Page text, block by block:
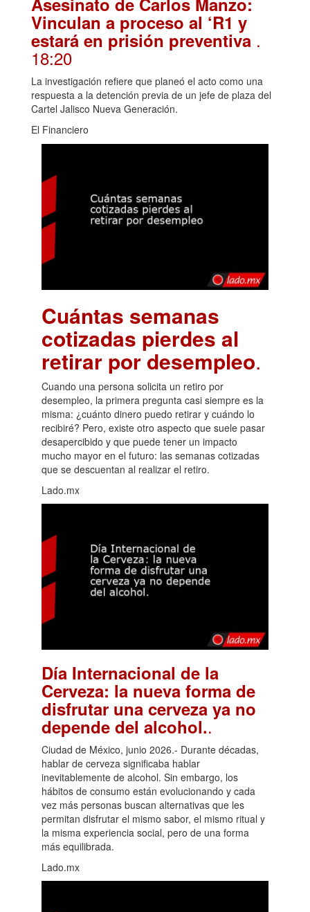
Vinculan a proceso al ‘R1 y
estará en prisión preventiva .
18:20
La investigación refiere que planeó el acto como una
respuesta a la detención previa de un jefe de plaza del
Cartel Jalisco Nueva Generación.
El Financiero
Cuántas semanas
cotizadas pierdes al
retirar por desempleo.
Cuando una persona solicita un retiro por
desempleo, la primera pregunta casi siempre es la
misma: ¿cuánto dinero puedo retirar y cuándo lo
recibiré? Pero, existe otro aspecto que suele pasar
desapercibido y que puede tener un impacto
mucho mayor en el futuro: las semanas cotizadas
que se descuentan al realizar el retiro.
Lado.mx
Día Internacional de la
Cerveza: la nueva forma de
disfrutar una cerveza ya no
depende del alcohol..
Ciudad de México, junio 2026.- Durante décadas,
hablar de cerveza significaba hablar
inevitablemente de alcohol. Sin embargo, los
hábitos de consumo están evolucionando y cada
vez más personas buscan alternativas que les
permitan disfrutar el mismo sabor, el mismo ritual y
la misma experiencia social, pero de una forma
más equilibrada.
Lado.mx